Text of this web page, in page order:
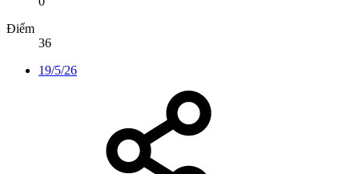
Điểm
36
19/5/26